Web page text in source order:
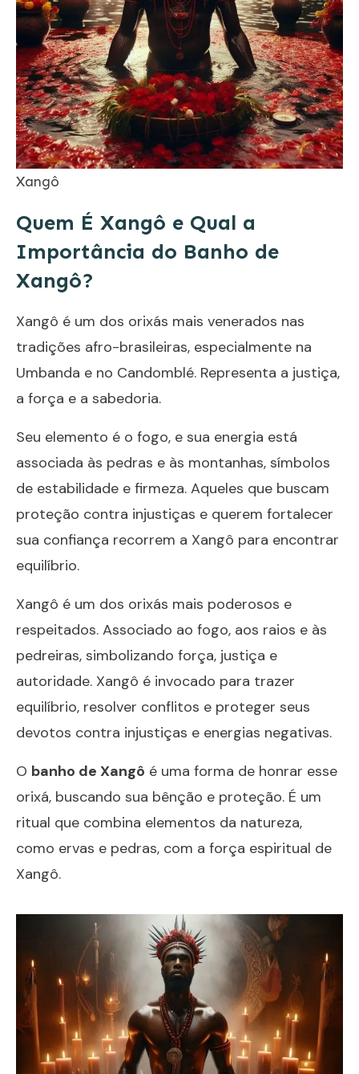
Xangô
Quem É Xangô e Qual a
Importância do Banho de
Xangô?
Xangô é um dos orixás mais venerados nas
tradições afro-brasileiras, especialmente na
Umbanda e no Candomblé. Representa a justiça,
a força e a sabedoria.
Seu elemento é o fogo, e sua energia está
associada às pedras e às montanhas, símbolos
de estabilidade e firmeza. Aqueles que buscam
proteção contra injustiças e querem fortalecer
sua confiança recorrem a Xangô para encontrar
equilíbrio.
Xangô é um dos orixás mais poderosos e
respeitados. Associado ao fogo, aos raios e às
pedreiras, simbolizando força, justiça e
autoridade. Xangô é invocado para trazer
equilíbrio, resolver conflitos e proteger seus
devotos contra injustiças e energias negativas.
O banho de Xangô é uma forma de honrar esse
orixá, buscando sua bênção e proteção. É um
ritual que combina elementos da natureza,
como ervas e pedras, com a força espiritual de
Xangô.